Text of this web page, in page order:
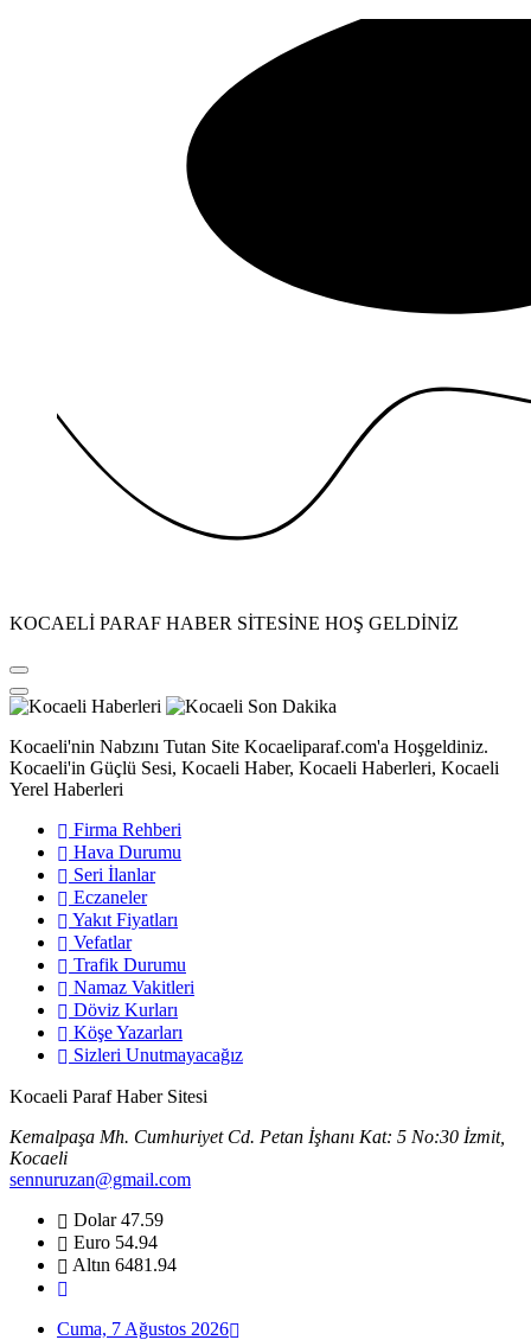
KOCAELİ PARAF HABER SİTESİNE HOŞ GELDİNİZ
Kocaeli'nin Nabzını Tutan Site Kocaeliparaf.com'a Hoşgeldiniz.
Kocaeli'in Güçlü Sesi, Kocaeli Haber, Kocaeli Haberleri, Kocaeli
Yerel Haberleri
Firma Rehberi
Hava Durumu
Seri İlanlar
Eczaneler
Yakıt Fiyatları
Vefatlar
Trafik Durumu
Namaz Vakitleri
Döviz Kurları
Köşe Yazarları
Sizleri Unutmayacağız
Kocaeli Paraf Haber Sitesi
Kemalpaşa Mh. Cumhuriyet Cd. Petan İşhanı Kat: 5 No:30 İzmit,
Kocaeli
sennuruzan@gmail.com
Dolar47.59
Euro 54.94
Altın 6481.94
Cuma, 7 Ağustos 2026